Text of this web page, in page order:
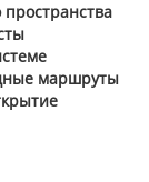
пространства
маршруты